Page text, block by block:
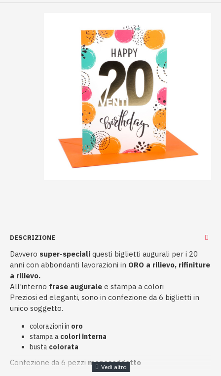
DESCRIZIONE
Davvero super-speciali questi biglietti augurali per i 20
anni con abbondanti lavorazioni in ORO a rilievo, rifiniture
a rilievo.
All'interno frase augurale e stampa a colori
Preziosi ed eleganti, sono in confezione da 6 biglietti in
unico soggetto.
colorazioni in oro
stampa a colori interna
busta colorata
Confezione da 6 pezzi monosoggetto